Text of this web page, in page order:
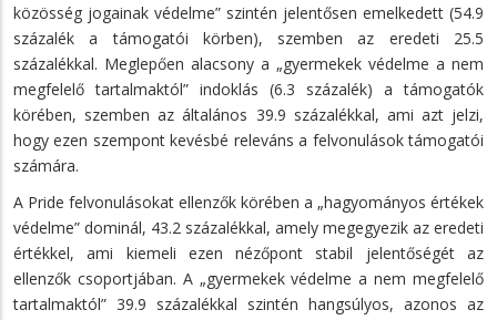
közösség jogainak védelme” szintén jelentősen emelkedett (54.9
százalék a támogatói körben), szemben az eredeti 25.5
százalékkal. Meglepően alacsony a „gyermekek védelme a nem
megfelelő tartalmaktól” indoklás (6.3 százalék) a támogatók
körében, szemben az általános 39.9 százalékkal, ami azt jelzi,
hogy ezen szempont kevésbé releváns a felvonulások támogatói
számára.
A Pride felvonulásokat ellenzők körében a „hagyományos értékek
védelme” dominál, 43.2 százalékkal, amely megegyezik az eredeti
értékkel, ami kiemeli ezen nézőpont stabil jelentőségét az
ellenzők csoportjában. A „gyermekek védelme a nem megfelelő
tartalmaktól” 39.9 százalékkal szintén hangsúlyos, azonos az